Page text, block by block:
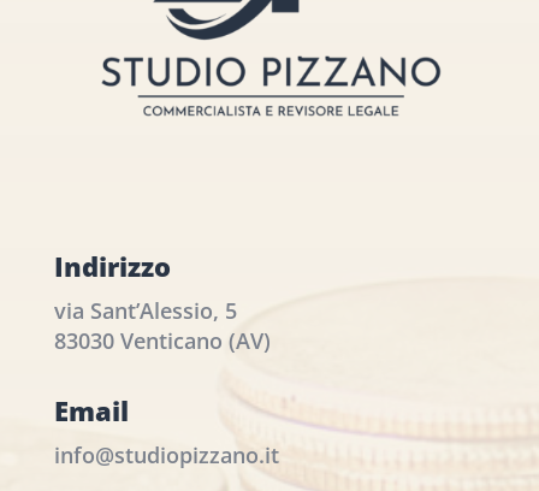
Indirizzo
via Sant’Alessio, 5
83030 Venticano (AV)
Email
info@studiopizzano.it